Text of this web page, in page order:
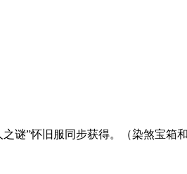
谜”怀旧服同步获得。（染煞宝箱和